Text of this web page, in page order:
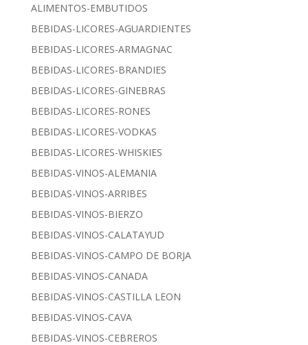
ALIMENTOS-EMBUTIDOS
BEBIDAS-LICORES-AGUARDIENTES
BEBIDAS-LICORES-ARMAGNAC
BEBIDAS-LICORES-BRANDIES
BEBIDAS-LICORES-GINEBRAS
BEBIDAS-LICORES-RONES
BEBIDAS-LICORES-VODKAS
BEBIDAS-LICORES-WHISKIES
BEBIDAS-VINOS-ALEMANIA
BEBIDAS-VINOS-ARRIBES
BEBIDAS-VINOS-BIERZO
BEBIDAS-VINOS-CALATAYUD
BEBIDAS-VINOS-CAMPO DE BORJA
BEBIDAS-VINOS-CANADA
BEBIDAS-VINOS-CASTILLA LEON
BEBIDAS-VINOS-CAVA
BEBIDAS-VINOS-CEBREROS